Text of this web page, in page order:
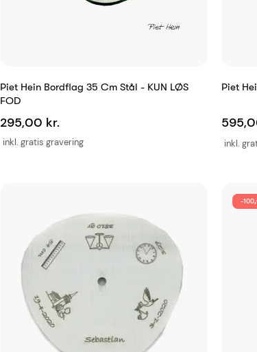
Piet Hein Bordflag 35 Cm Stål - KUN LØS
FOD
inkl. gratis gravering
295,00 kr.
Piet
inkl.
-